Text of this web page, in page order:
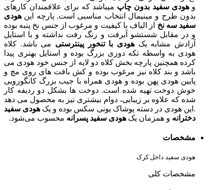
وهودی سفید بدون چاپ میباشد که برای علاقمندان کارهای
بدون طرح و مینیمال انتخاب مناسبی است. پارچه این هودی
سفید سه نخ از الیاف با کیفیت و مرغوب از جنس نخ پنبه بوده
و در مقابل شستشو آبرفت و رنگ رفت نداشته و با استایل
آزادش مشابه یک هودی با تنخور پینترستی می باشد. کلاه
هودی به واسطه تکه دوزی بزرگ بوده و استایل بهتری پیدا
کرده همچنین پارچه بخش کلاه دو لایه از جنس خود هودی می
باشد و بند کلاه نیز مرغوب بوده و کش بافت های روی مچ و
پایین هودی پهن بوده و هودی همراه با جیب بزرگ کانگورویی
خوش دوخت تهیه شده است. دوخت ها بشکل دو ردیفه کار
شده که علاوه بر زیبایی، دوام بیشتری نیز به محصول می دهد
.این هودی در دسته پوشاک یونی سکس بوده و یک هودی سفید
دخترانه و همزمان یک هودی سفید پسرانه محسوب می‌شود.
مشخصات
هودی سفید داخل کرک
مشخصات کلی